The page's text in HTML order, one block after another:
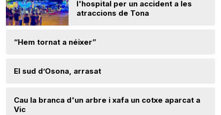
l'hospital per un accident a les
atraccions de Tona
“Hem tornat a néixer”
El sud d’Osona, arrasat
Cau la branca d'un arbre i xafa un cotxe aparcat a
Vic